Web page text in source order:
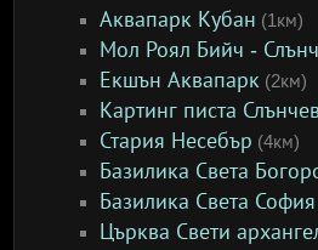
Аквапарк Кубан (1км)
Мол Роял Бийч -
Екшън Аквапарк (2км)
Картинг писта
Стария Несебър (4км)
Базилика Света
Базилика Света
Църква Свети